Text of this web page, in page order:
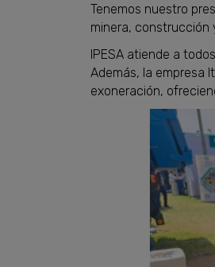
Tenemos nuestro
minera, construcción
IPESA atiende a
Además, la empresa
exoneración,